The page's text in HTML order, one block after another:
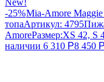
-25%Mia-Amore
топаАртикул: 4795
AmoreРазмер:XS 42, S
наличии 6 310 Р8 450 Р